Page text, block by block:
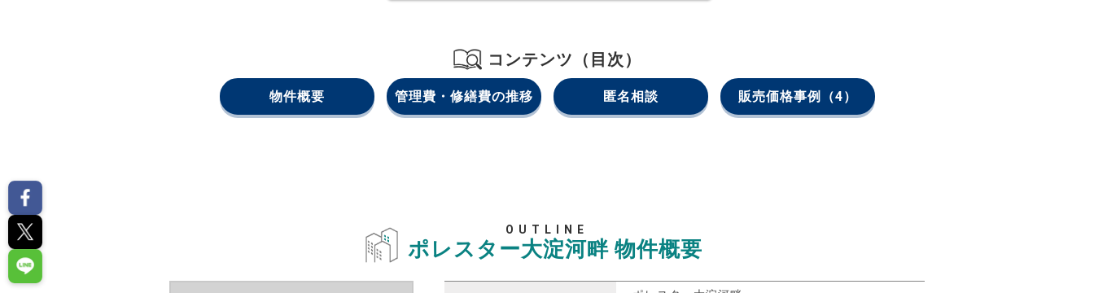
コンテンツ（目次）
物件概要 管理費・修繕費の推移 匿名相談 販売価格事例 （4）
OUTLINE
ポレスター大淀河畔 物件概要